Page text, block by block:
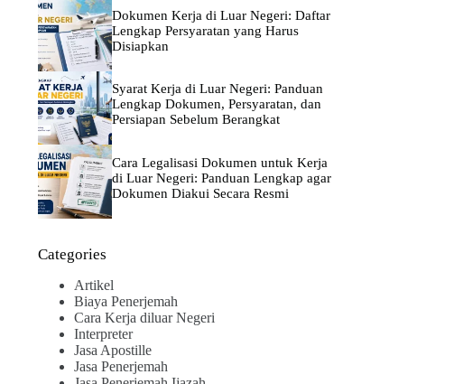
Dokumen Kerja di Luar Negeri: Daftar
Lengkap Persyaratan yang Harus
Disiapkan
Syarat Kerja di Luar Negeri: Panduan
Lengkap Dokumen, Persyaratan, dan
Persiapan Sebelum Berangkat
Cara Legalisasi Dokumen untuk Kerja
di Luar Negeri: Panduan Lengkap agar
Dokumen Diakui Secara Resmi
Categories
Artikel
Biaya Penerjemah
Cara Kerja diluar Negeri
Interpreter
Jasa Apostille
Jasa Penerjemah